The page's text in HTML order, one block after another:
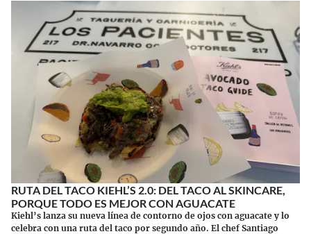
RUTA DEL TACO KIEHL’S 2.0: DEL TACO AL SKINCARE,
PORQUE TODO ES MEJOR CON AGUACATE
Kiehl’s lanza su nueva línea de contorno de ojos con aguacate y lo
celebra con una ruta del taco por segundo año. El chef Santiago